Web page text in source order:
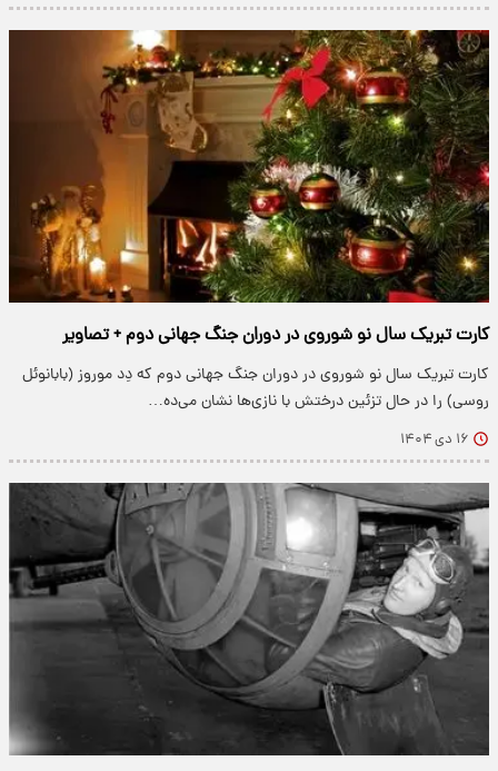
کارت تبریک سال نو شوروی در دوران جنگ جهانی دوم + تصاویر
کارت تبریک سال نو شوروی در دوران جنگ جهانی دوم که دِد موروز (بابانوئل
روسی) را در حال تزئین درختش با نازی‌ها نشان می‌ده…
۱۶ دی ۱۴۰۴